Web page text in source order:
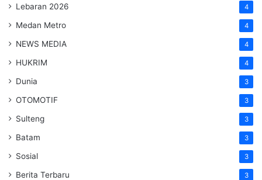
Lebaran 2026 4
Medan Metro 4
NEWS MEDIA 4
HUKRIM 4
Dunia 3
OTOMOTIF 3
Sulteng 3
Batam 3
Sosial 3
Berita Terbaru 3